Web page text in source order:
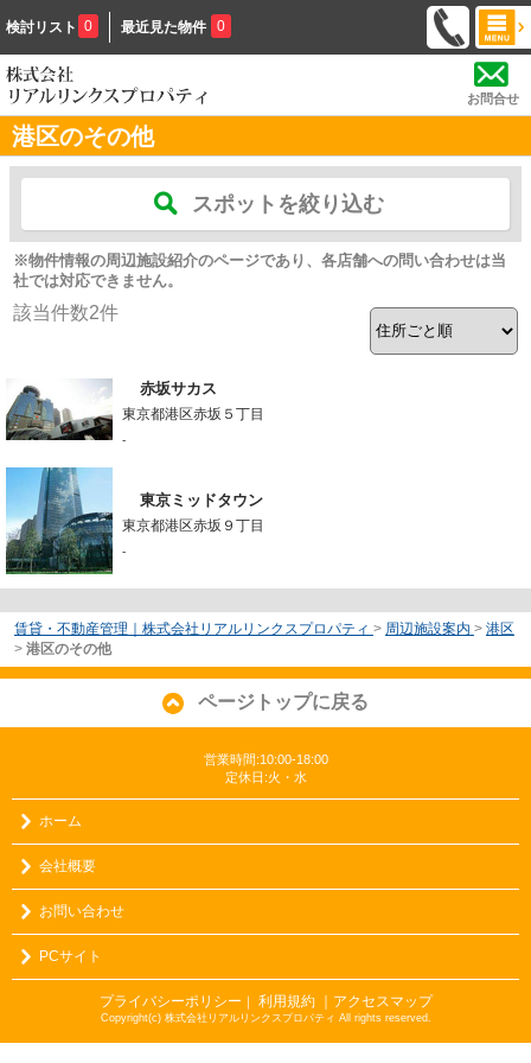
検討リスト 0 最近見た物件 0
お問合せ
港区のその他
スポットを絞り込む
※物件情報の周辺施設紹介のページであり、各店舗への問い合わせは当
社では対応できません。
該当件数2件
赤坂サカス
東京都港区赤坂５丁目
-
東京ミッドタウン
東京都港区赤坂９丁目
-
賃貸・不動産管理｜株式会社リアルリンクスプロパティ > 周辺施設案内 > 港区
> 港区のその他
ページトップに戻る
営業時間:10:00-18:00
定休日:火・水
ホーム
会社概要
お問い合わせ
PCサイト
プライバシーポリシー ｜ 利用規約 ｜アクセスマップ
Copyright(c) 株式会社リアルリンクスプロパティ All rights reserved.